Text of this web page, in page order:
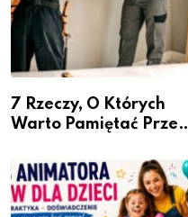
7 Rzeczy, O Których
Warto Pamiętać Przed